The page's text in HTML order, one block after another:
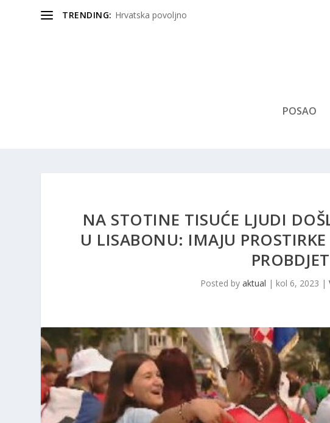
TRENDING: Hrvatska povoljno
POSAO
NA STOTINE TISUĆE LJUDI
U LISABONU: IMAJU PROSTIRKE
Posted byaktual | kol 6, 2023 |